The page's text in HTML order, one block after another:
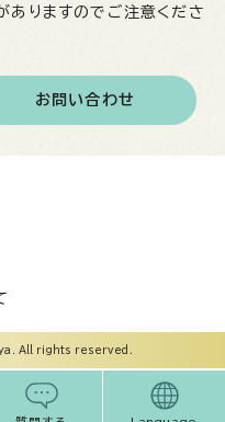
ありますのでご注意くださ
お問い合わせ
All rights reserved.